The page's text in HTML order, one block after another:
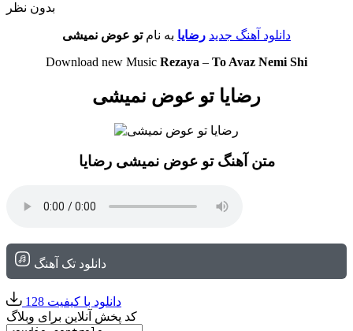
بدون نظر
دانلود آهنگ جدید رضایا به نامتو عوض نمیشی
Download new Music Rezaya – To Avaz Nemi Shi
رضایا تو عوض نمیشی
متن آهنگ تو عوض نمیشی رضایا
دانلود تک آهنگ
دانلود با کیفیت 128
کد پخش آنلاین برای وبلاگ